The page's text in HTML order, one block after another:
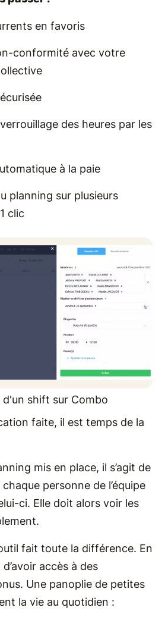
en favoris
conformité avec votre
des heures par les
à la paie
planning sur plusieurs
clic
d'un shift sur Combo
faite, il est temps de la
mis en place, il s’agit de
personne de l’équipe
ci. Elle doit alors voir les
fait toute la différence. En
accès à des
Une panoplie de petites
la vie au quotidien :